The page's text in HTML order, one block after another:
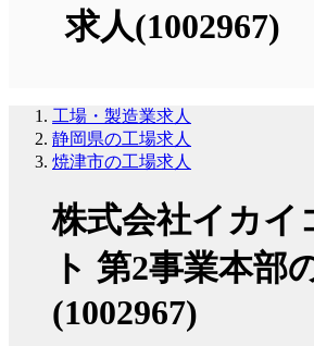
求人(1002967)
工場・製造業求人
静岡県の工場求人
焼津市の工場求人
株式会社イカイ
ト 第2事業本部
(1002967)